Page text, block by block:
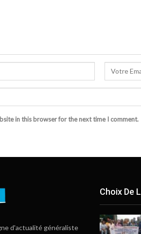
in this browser for the next time I comment.
d'actualité généraliste
Choix De